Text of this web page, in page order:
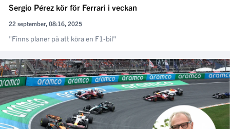
Sergio Pérez kör för Ferrari i veckan
22 september, 08:16, 2025
"Finns planer på att köra en F1-bil"